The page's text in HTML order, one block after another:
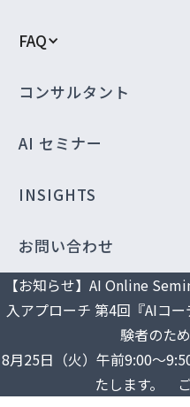
FAQ
コンサルタント
AI セミナー
INSIGHTS
お問い合わせ
【お知らせ】AI Online
入アプローチ 第4回『AIコ
験者のた
8月25日（火）午前9:00～
たします。